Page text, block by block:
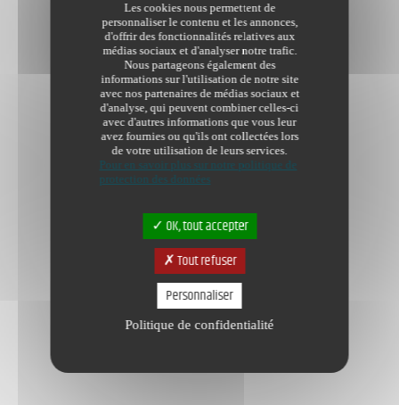
Les cookies nous permettent de
personnaliser le contenu et les annonces,
d'offrir des fonctionnalités relatives aux
médias sociaux et d'analyser notre trafic.
Nous partageons également des
informations sur l'utilisation de notre site
avec nos partenaires de médias sociaux et
d'analyse, qui peuvent combiner celles-ci
avec d'autres informations que vous leur
avez fournies ou qu'ils ont collectées lors
de votre utilisation de leurs services.
Pour en savoir plus sur notre politique de
protection des données
OK, tout accepter
Tout refuser
Personnaliser
Politique de confidentialité